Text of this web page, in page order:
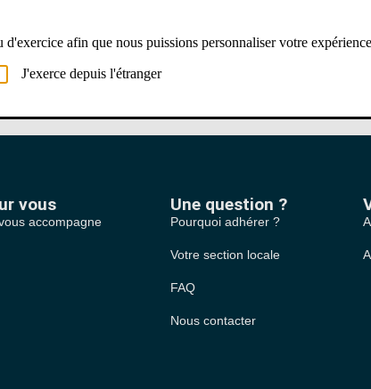
Notice
a pas d’évènements à venir.
vous
accompagne
Une question ?
Pourquoi adhérer ?
Votre section locale
FAQ
Nous contacter
afin que nous puissions personnaliser votre
J'exerce depuis l'étranger